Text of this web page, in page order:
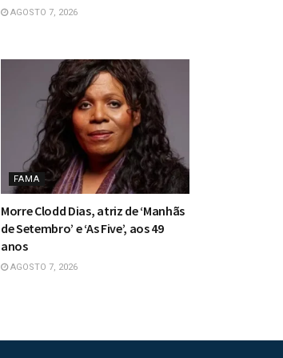
AGOSTO 7, 2026
FAMA
Morre Clodd Dias, atriz de ‘Manhãs
de Setembro’ e ‘As Five’, aos 49
anos
AGOSTO 7, 2026